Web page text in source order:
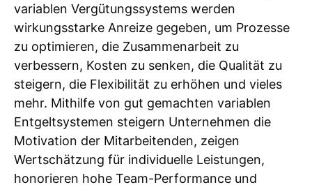
variablen Vergütungssystems werden
wirkungsstarke Anreize gegeben, um Prozesse
zu optimieren, die Zusammenarbeit zu
verbessern, Kosten zu senken, die Qualität zu
steigern, die Flexibilität zu erhöhen und vieles
mehr. Mithilfe von gut gemachten variablen
Entgeltsystemen steigern Unternehmen die
Motivation der Mitarbeitenden, zeigen
Wertschätzung für individuelle Leistungen,
honorieren hohe Team-Performance und